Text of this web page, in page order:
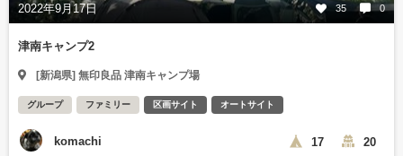
2022年9月17日 35 0
津南キャンプ2
[新潟県] 無印良品 津南キャンプ場
グループ ファミリー 区画サイト オートサイト
komachi 17 20